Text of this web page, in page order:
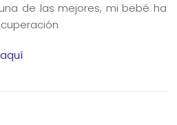
de las mejores, mi bebé ha